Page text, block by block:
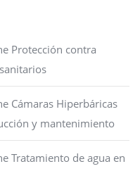
Protección contra
Cámaras Hiperbáricas
y mantenimiento
Tratamiento de agua en